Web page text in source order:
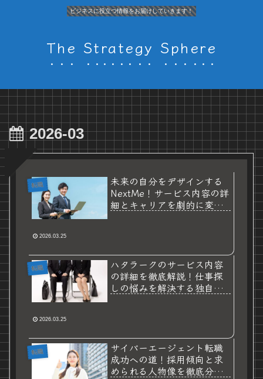
ビジネスに役立つ情報をお届けしていきます！
The Strategy Sphere
2026-03
転職
未来の自分をデザインする
NextMe！サービス内容の詳
細とキャリアを劇的に変え
2026.03.25
転職
ハタラークのサービス内容
の詳細を徹底解説！仕事探
しの悩みを解決する独自機
2026.03.25
転職
サイバーエージェント転職
成功への道！採用傾向と求
められる人物像を徹底分析